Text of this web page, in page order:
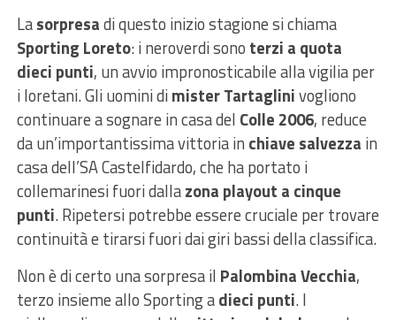
Lasorpresadi questo inizio stagione si chiama
Sporting Loreto: i neroverdi sono terzi a quota
dieci punti, un avvio impronosticabile alla vigilia per
i loretani. Gli uomini dimister Tartaglinivogliono
continuare a sognare in casa del Colle 2006, reduce
da un’importantissima vittoria in chiave salvezza in
casa dell’SA Castelfidardo, che ha portato i
collemarinesi fuori dallazona playout a cinque
punti. Ripetersi potrebbe essere cruciale per trovare
continuità e tirarsi fuori dai giri bassi della classifica.
Non è di certo una sorpresa il Palombina Vecchia,
terzo insieme allo Sporting adieci punti. I